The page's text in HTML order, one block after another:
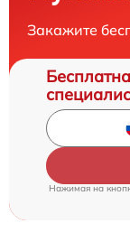
Закажите
Нажимая на